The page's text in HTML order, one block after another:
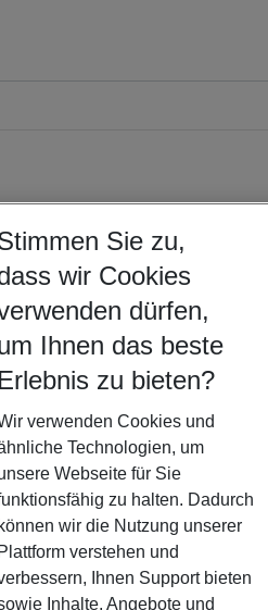
Sie zu,
wir Cookies
dürfen,
Ihnen das beste
Erlebnis zu bieten?
verwenden Cookies und
Technologien, um
Webseite für Sie
zu halten. Dadurch
können wir die Nutzung unserer
Plattform verstehen und
Ihnen Support bieten
Inhalte, Angebote und